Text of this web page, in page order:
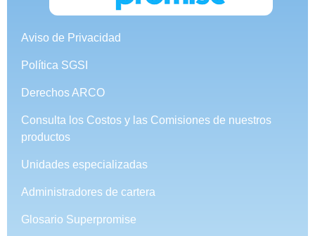
Aviso de Privacidad
Política SGSI
Derechos ARCO
Consulta los Costos y las Comisiones de nuestros
productos
Unidades especializadas
Administradores de cartera
Glosario Superpromise